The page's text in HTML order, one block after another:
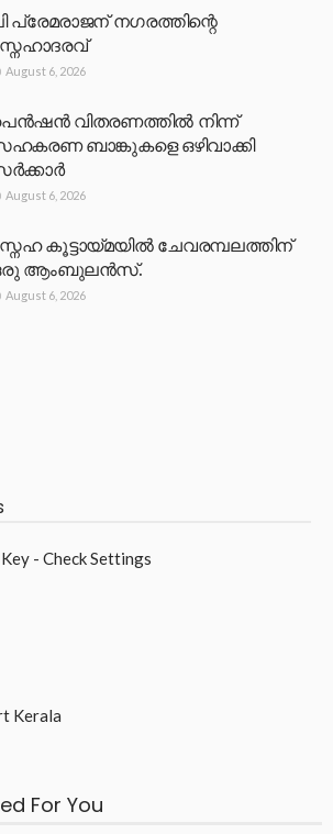
പ്രേമരാജന് നഗരത്തിന്റെ
August 6, 2026
വിതരണത്തിൽ നിന്ന്
ബാങ്കുകളെ ഒഴിവാക്കി
August 6, 2026
കൂട്ടായ്മയിൽ ചേവരമ്പലത്തിന്
ആംബുലൻസ്.
August 6, 2026
- Check Settings
Kerala
For You